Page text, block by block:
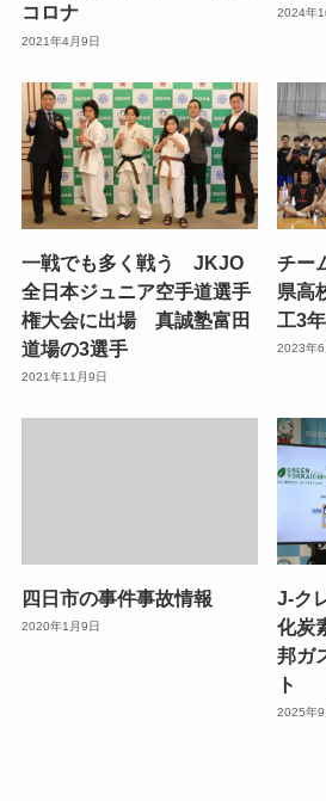
コロナ
2021年4月9日
2024年
一戦でも多く戦う JKJO
全日本ジュニア空手道選手
権大会に出場 真誠塾富田
道場の3選手
2021年11月9日
チー
県高
工3
2023年6
四日市の事件事故情報
2020年1月9日
J-ク
化炭
邦ガ
ト
2025年9